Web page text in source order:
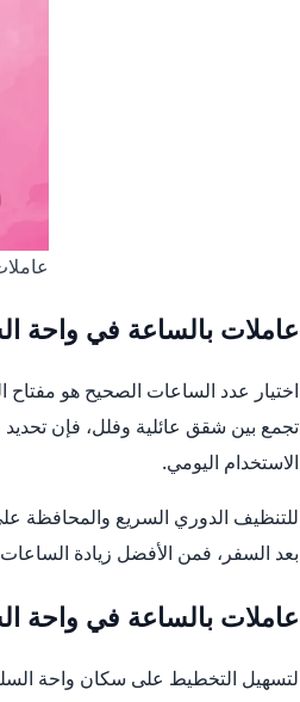
عاملات بالساعة في واحة
اختيار عدد الساعات الصحيح هو
تجمع بين شقق عائلية وفلل، فإن
الاستخدام اليومي.
بعد السفر، فمن الأفضل زيادة
عاملات بالساعة في واحة
لتسهيل التخطيط على سكان واحة